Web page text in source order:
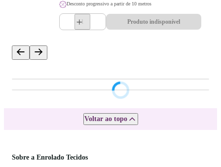
Desconto progressivo a partir de 10 metros
Produto indisponível
Voltar ao topo
Sobre a Enrolado Tecidos